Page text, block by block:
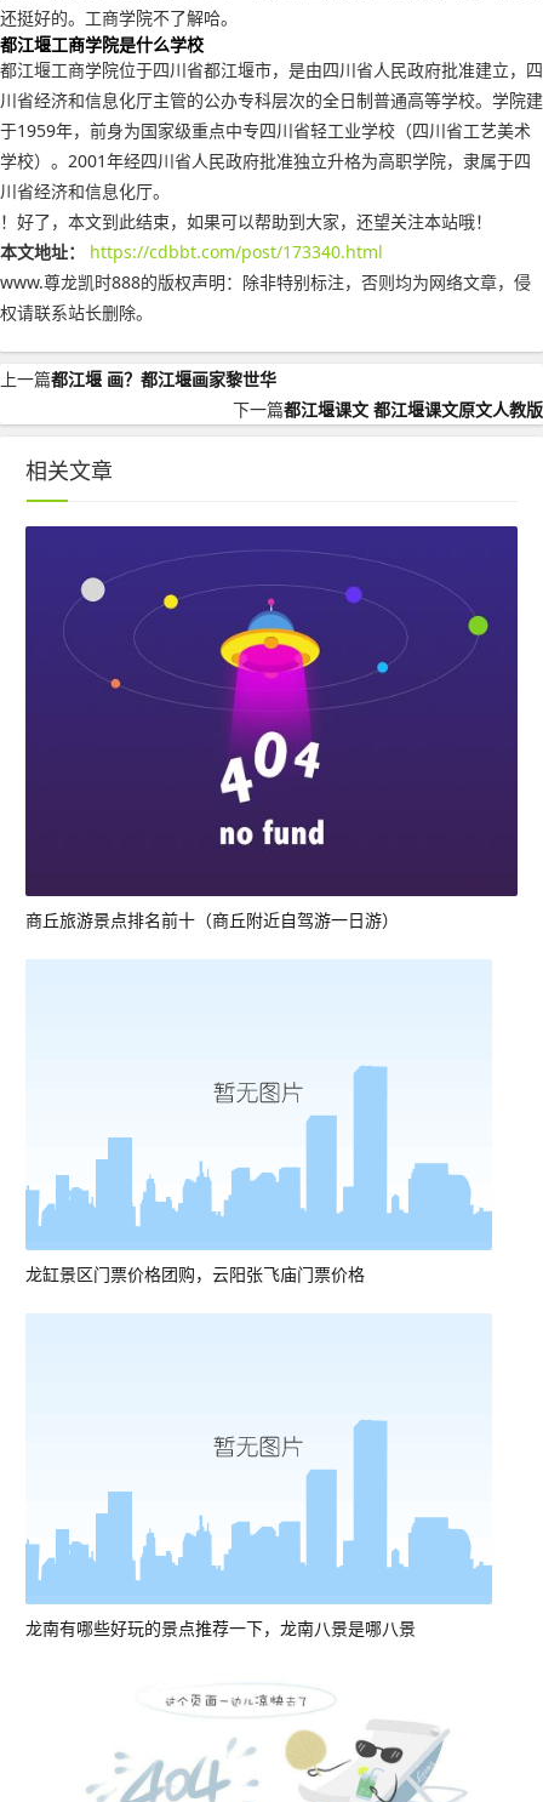
还挺好的。工商学院不了解哈。
都江堰工商学院是什么学校
都江堰工商学院位于四川省都江堰市，是由四川省人民政府批准建立，四
川省经济和信息化厅主管的公办专科层次的全日制普通高等学校。学院建
于1959年，前身为国家级重点中专四川省轻工业学校（四川省工艺美术
学校）。2001年经四川省人民政府批准独立升格为高职学院，隶属于四
川省经济和信息化厅。
！好了，本文到此结束，如果可以帮助到大家，还望关注本站哦！
本文地址：
https://cdbbt.com/post/173340.html
www.尊龙凯时888的版权声明： 除非特别标注，否则均为网络文章，侵
权请联系站长删除。
上一篇都江堰 画？都江堰画家黎世华
下一篇都江堰课文 都江堰课文原文人教版
相关文章
商丘旅游景点排名前十（商丘附近自驾游一日游）
龙缸景区门票价格团购，云阳张飞庙门票价格
龙南有哪些好玩的景点推荐一下，龙南八景是哪八景